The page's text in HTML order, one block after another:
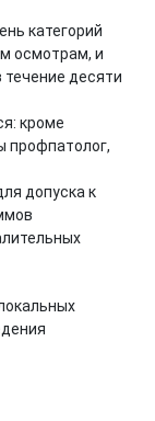
категорий
осмотрам, и
течение десяти
кроме
профпатолог,
допуска к